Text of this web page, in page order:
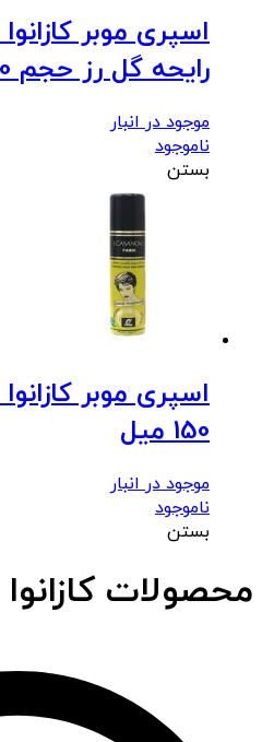
رایحه گل رز حجم 150میل
موجود در انبار
ناموجود
بستن
150 میل
موجود در انبار
ناموجود
بستن
محصولات کازانوا